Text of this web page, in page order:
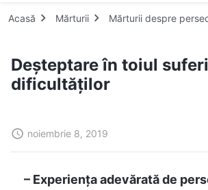
Acasă Mărturii Mărturii despre
Deșteptare în toiul
dificultăților
noiembrie 8, 2019
– Experiența adevărată de